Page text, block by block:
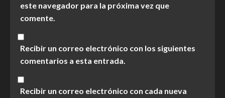
este navegador para la próxima vez que
comente.
Recibir un correo electrónico con los siguientes
comentarios a esta entrada.
Recibir un correo electrónico con cada nueva